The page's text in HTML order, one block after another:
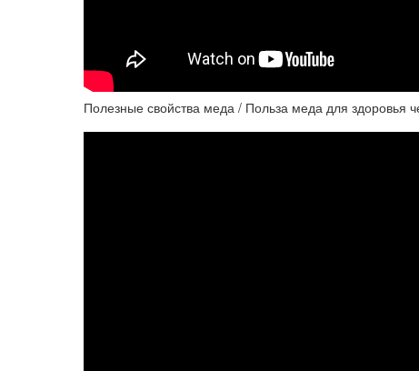
Полезные свойства меда / Польза меда для здоровья